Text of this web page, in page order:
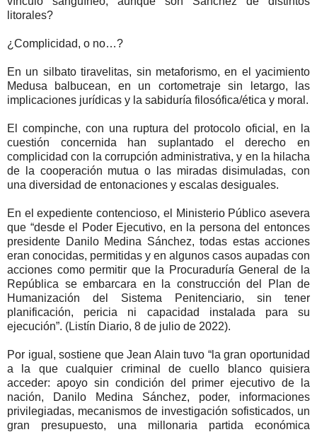
litorales?
¿Complicidad, o no…?
En un silbato tiravelitas, sin metaforismo, en el yacimiento
Medusa balbucean, en un cortometraje sin letargo, las
implicaciones jurídicas y la sabiduría filosófica/ética y moral.
El compinche, con una ruptura del protocolo oficial, en la
cuestión concernida han suplantado el derecho en
complicidad con la corrupción administrativa, y en la hilacha
de la cooperación mutua o las miradas disimuladas, con
una diversidad de entonaciones y escalas desiguales.
En el expediente contencioso, el Ministerio Público asevera
que “desde el Poder Ejecutivo, en la persona del entonces
presidente Danilo Medina Sánchez, todas estas acciones
eran conocidas, permitidas y en algunos casos aupadas con
acciones como permitir que la Procuraduría General de la
República se embarcara en la construcción del Plan de
Humanización del Sistema Penitenciario, sin tener
planificación, pericia ni capacidad instalada para su
ejecución”. (Listín Diario, 8 de julio de 2022).
Por igual, sostiene que Jean Alain tuvo “la gran oportunidad
a la que cualquier criminal de cuello blanco quisiera
acceder: apoyo sin condición del primer ejecutivo de la
nación, Danilo Medina Sánchez, poder, informaciones
privilegiadas, mecanismos de investigación sofisticados, un
gran presupuesto, una millonaria partida económica